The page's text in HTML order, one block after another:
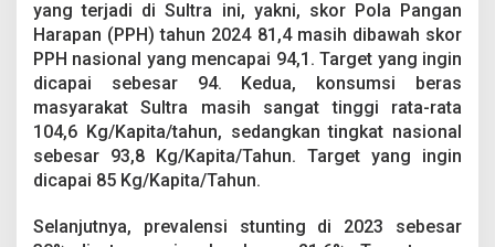
yang terjadi di Sultra ini, yakni, skor Pola Pangan
Harapan (PPH) tahun 2024 81,4 masih dibawah skor
PPH nasional yang mencapai 94,1. Target yang ingin
dicapai sebesar 94. Kedua, konsumsi beras
masyarakat Sultra masih sangat tinggi rata-rata
104,6 Kg/Kapita/tahun, sedangkan tingkat nasional
sebesar 93,8 Kg/Kapita/Tahun. Target yang ingin
dicapai 85 Kg/Kapita/Tahun.
Selanjutnya, prevalensi stunting di 2023 sebesar